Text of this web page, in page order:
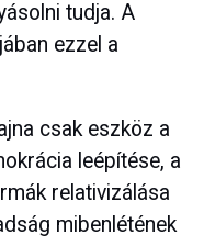
tudja. A
ezzel a
csak eszköz a
leépítése, a
relativizálása
mibenlétének